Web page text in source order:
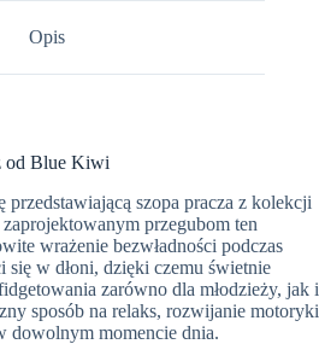
Opis
od Blue Kiwi
szopa pracza z kolekcji
przegubom ten
wrażenie bezwładności podczas
się w dłoni, dzięki czemu świetnie
zarówno dla młodzieży, jak i
sposób na relaks, rozwijanie motoryki
dowolnym momencie dnia.